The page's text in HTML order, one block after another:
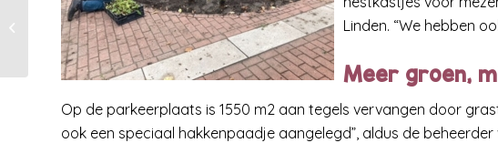
Linden. “We hebben
Meer groen,
Op de parkeerplaats is 1550 m2 aan tegels vervangen door
ook een speciaal hakkenpaadje aangelegd”, aldus de
schoolplein voor MET
Praktijkonderwijs –
Waalwijk